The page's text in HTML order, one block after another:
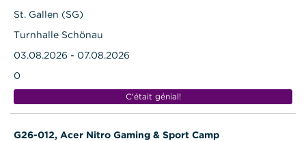
St. Gallen (SG)
Turnhalle Schönau
03.08.2026 - 07.08.2026
0
C'était génial!
G26-012, Acer Nitro Gaming & Sport Camp